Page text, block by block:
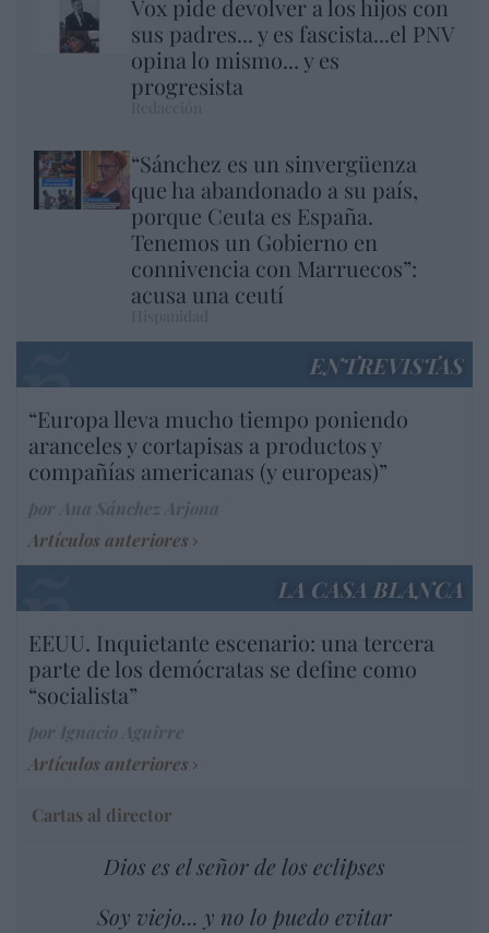
Vox pide devolver a los hijos con
sus padres... y es fascista...el PNV
opina lo mismo... y es
progresista
“Sánchez es un sinvergüenza
que ha abandonado a su país,
porque Ceuta es España.
Tenemos un Gobierno en
connivencia con Marruecos”:
acusa una ceutí
ENTREVISTAS
“Europa lleva mucho tiempo poniendo
aranceles y cortapisas a productos y
compañías americanas (y europeas)”
Artículos anteriores
LA CASA BLANCA
EEUU. Inquietante escenario: una tercera
parte de los demócratas se define como
“socialista”
Artículos anteriores
Cartas al director
Dios es el señor de los eclipses
Soy viejo... y no lo puedo evitar